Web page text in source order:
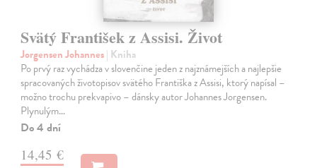
Svätý František z Assisi. Život
Jorgensen Johannes| Kniha
Po prvý raz vychádza v slovenčine jeden z najznámejších a najlepšie
spracovaných životopisov svätého Františka z Assisi, ktorý napísal –
možno trochu prekvapivo – dánsky autor Johannes Jorgensen.
Plynulým…
Do 4 dní
14,45 €